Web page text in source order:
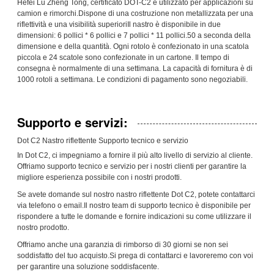
Hefei Lu Zheng Tong, certificato DOT-C2 e utilizzato per applicazioni su
camion e rimorchi.Dispone di una costruzione non metallizzata per una
riflettività e una visibilità superioriIl nastro è disponibile in due
dimensioni: 6 pollici * 6 pollici e 7 pollici * 11 pollici.50 a seconda della
dimensione e della quantità. Ogni rotolo è confezionato in una scatola
piccola e 24 scatole sono confezionate in un cartone. Il tempo di
consegna è normalmente di una settimana. La capacità di fornitura è di
1000 rotoli a settimana. Le condizioni di pagamento sono negoziabili.
Supporto e servizi:
Dot C2 Nastro riflettente Supporto tecnico e servizio
In Dot C2, ci impegniamo a fornire il più alto livello di servizio al cliente.
Offriamo supporto tecnico e servizio per i nostri clienti per garantire la
migliore esperienza possibile con i nostri prodotti.
Se avete domande sul nostro nastro riflettente Dot C2, potete contattarci
via telefono o email.Il nostro team di supporto tecnico è disponibile per
rispondere a tutte le domande e fornire indicazioni su come utilizzare il
nostro prodotto.
Offriamo anche una garanzia di rimborso di 30 giorni se non sei
soddisfatto del tuo acquisto.Si prega di contattarci e lavoreremo con voi
per garantire una soluzione soddisfacente.